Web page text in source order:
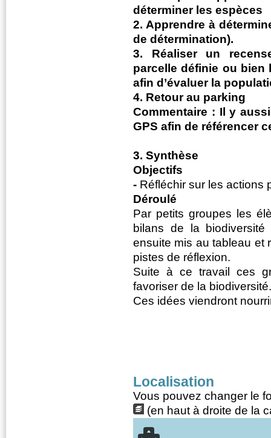
déterminer les espèces
2. Apprendre à
de détermination).
3. Réaliser un
parcelle définie ou bien
afin d’évaluer la
4. Retour au parking
Commentaire : Il y
GPS afin de référencer
3. Synthèse
Objectifs
- Réfléchir sur les actions
Déroulé
Par petits groupes les
bilans de la
ensuite mis au tableau et
pistes de réflexion.
Suite à ce travail ces
favoriser de la biodiversité.
Ces idées viendront
Localisation
Vous pouvez changer le
(en haut à droite de la